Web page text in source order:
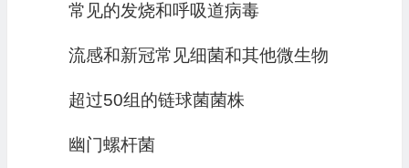
常见的发烧和呼吸道病毒
流感和新冠常见细菌和其他微生物
超过50组的链球菌菌株
幽门螺杆菌